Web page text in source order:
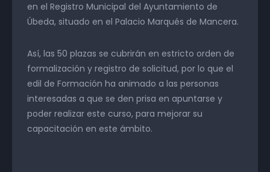
en el Registro Municipal del Ayuntamiento de
Úbeda, situado en el Palacio Marqués de Mancera.
Así, las 50 plazas se cubrirán en estricto orden de
formalización y registro de solicitud, por lo que el
edil de Formación ha animado a las personas
interesadas a que se den prisa en apuntarse y
poder realizar este curso, para mejorar su
capacitación en este ámbito.